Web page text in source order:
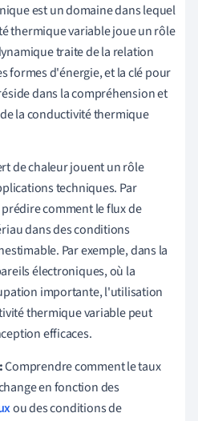
est un domaine dans lequel
thermique variable joue un rôle
traite de la relation
formes d'énergie, et la clé pour
dans la compréhension et
la conductivité thermique
de chaleur jouent un rôle
techniques. Par
comment le flux de
dans des conditions
Par exemple, dans la
électroniques, où la
importante, l'utilisation
thermique variable peut
efficaces.
Comprendre comment le taux
en fonction des
ou des conditions de